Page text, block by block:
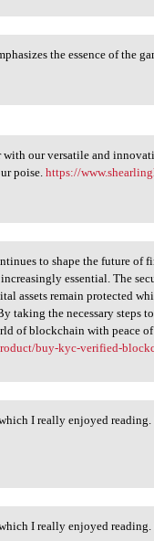
the essence of the
our versatile and
poise.https://
to shape the future of
essential. The
assets remain protected
taking the necessary
of blockchain with peace
buy-kyc-verified-
I really enjoyed
I really enjoyed